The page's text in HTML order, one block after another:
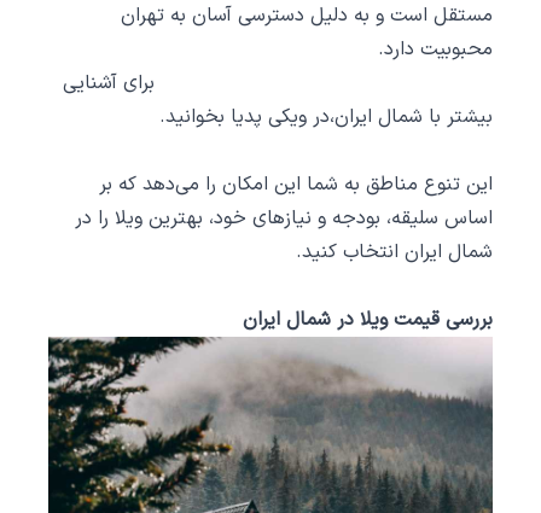
مستقل است و به دلیل دسترسی آسان به تهران
محبوبیت دارد.
برای آشنایی
بیشتر با شمال ایران،در ویکی پدیا بخوانید.
این تنوع مناطق به شما این امکان را می‌دهد که بر
اساس سلیقه، بودجه و نیازهای خود، بهترین ویلا را در
شمال ایران انتخاب کنید.
بررسی قیمت ویلا در شمال ایران